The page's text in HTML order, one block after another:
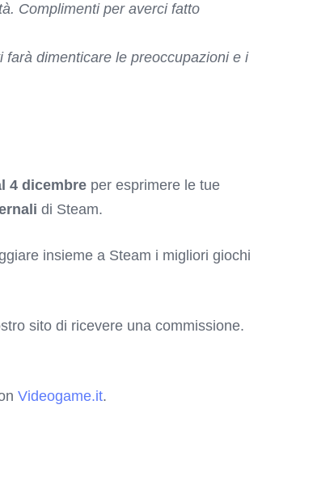
Complimenti per averci fatto
dimenticare le preoccupazioni e i
4 dicembre per esprimere le tue
di Steam.
insieme a Steam i migliori giochi
sito di ricevere una commissione.
Videogame.it.